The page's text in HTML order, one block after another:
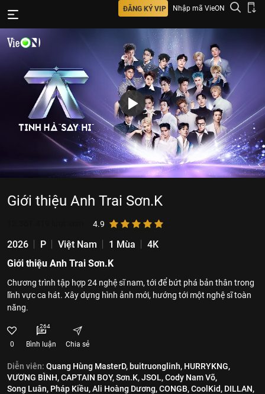
ĐĂNG KÝ VIP Nhập mã VieON
Giới thiệu Anh Trai Sơn.K
4.9
2026 P Việt Nam 1 Mùa
4K
Giới thiệu Anh Trai Sơn.K
Chương trình tập hợp 24 nghệ sĩ nam, tới để bứt phá bản thân trong
lĩnh vực ca hát. Xây dựng hình ảnh mới, hướng tới một nghệ sĩ toàn
năng.
0
264
Bình luận Chia sẻ
Diễn viên: Quang Hùng MasterD, buitruonglinh, HURRYKNG,
VƯƠNG BÌNH,CAPTAIN BOY,Sơn.K,JSOL,Cody Nam Võ,
Song Luân, Pháp Kiều,Ali Hoàng Dương,CONGB,CoolKid, DILLAN,